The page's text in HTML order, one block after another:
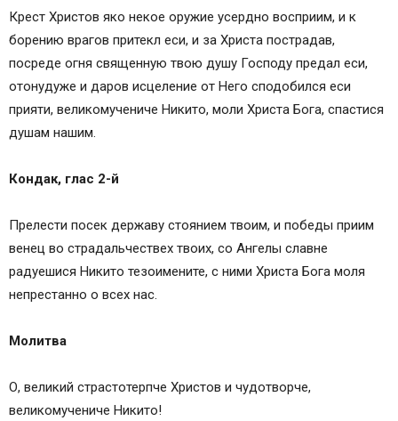
Крест Христов яко некое оружие усердно восприим, и к
борению врагов притекл еси, и за Христа пострадав,
посреде огня священную твою душу Господу предал еси,
отонудуже и даров исцеление от Него сподобился еси
прияти, великомучениче Никито, моли Христа Бога, спастися
душам нашим.
Кондак, глас 2-й
Прелести посек державу стоянием твоим, и победы приим
венец во страдальчествех твоих, со Ангелы славне
радуешися Никито тезоимените, с ними Христа Бога моля
непрестанно о всех нас.
Молитва
О, великий страстотерпче Христов и чудотворче,
великомучениче Никито!